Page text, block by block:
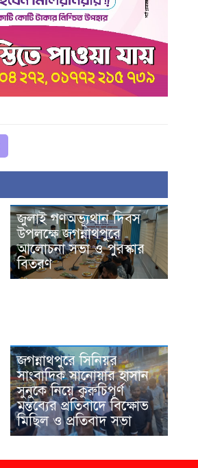
জুলাই গণঅভ্যূথান দিবস
উপলক্ষে জগন্নাথপুরে
আলোচনা সভা ও পুরস্কার
বিতরণ
জগন্নাথপুরে সিনিয়র
সাংবাদিক সানোয়ার হাসান
সুনুকে নিয়ে কুরুচিপূর্ণ
মন্তব্যের প্রতিবাদে বিক্ষোভ
মিছিল ও প্রতিবাদ সভা